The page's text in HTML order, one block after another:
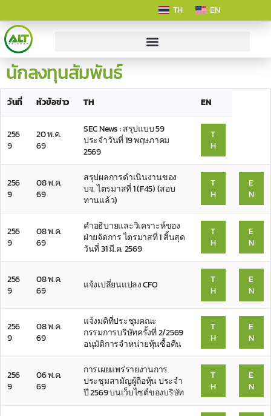
TH EN
นักลงทุนสัมพันธ์
วันที่ หัวข้อข่าว TH EN
256
9
20 พ.ค.
69
SEC News : สรุปแบบ 59
ประจำวันที่ 19 พฤษภาคม
2569
T
H
256
9
08 พ.ค.
69
สรุปผลการดำเนินงานของ
บจ. ไตรมาสที่ 1 (F45) (สอบ
ทานแล้ว)
T
H
E
N
256
9
08 พ.ค.
69
คำอธิบายและวิเคราะห์ของ
ฝ่ายจัดการ ไตรมาสที่ 1 สิ้นสุด
วันที่ 31 มี.ค. 2569
T
H
E
N
256
9
08 พ.ค.
69
แจ้งเปลี่ยนแปลง CFO
T
H
E
N
256
9
08 พ.ค.
69
แจ้งมติที่ประชุมคณะ
กรรมการบริษัทครั้งที่ 2/2569
อนุมัติการจำหน่ายหุ้นซื้อคืน
T
H
E
N
256
9
06 พ.ค.
69
การเผยแพร่รายงานการ
ประชุมสามัญผู้ถือหุ้น ประจำ
ปี 2569 บนเว็บไซต์ของบริษัท
T
H
E
N